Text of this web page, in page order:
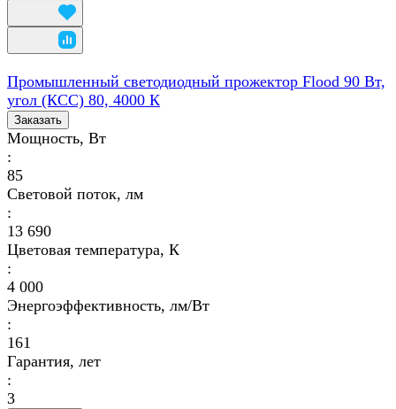
Промышленный светодиодный прожектор Flood 90 Вт,
угол (КСС) 80, 4000 К
Заказать
Мощность, Вт
:
85
Световой поток, лм
:
13 690
Цветовая температура, К
:
4 000
Энергоэффективность, лм/Вт
:
161
Гарантия, лет
:
3